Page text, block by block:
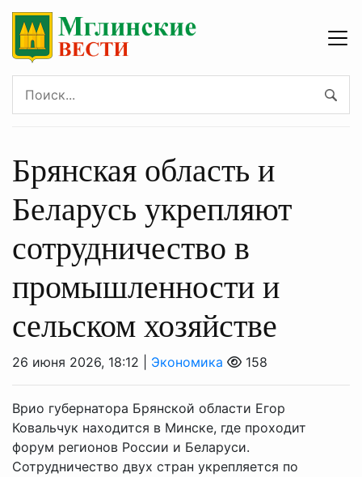
Брянская область и
Беларусь укрепляют
сотрудничество в
промышленности и
сельском хозяйстве
26 июня 2026, 18:12 | Экономика 158
Врио губернатора Брянской области Егор
Ковальчук находится в Минске, где проходит
форум регионов России и Беларуси.
Сотрудничество двух стран укрепляется по